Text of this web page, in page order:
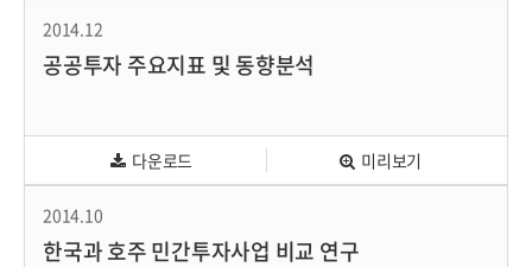
2014.12
공공투자 주요지표 및 동향분석
다운로드 미리보기
2014.10
한국과 호주 민간투자사업 비교 연구